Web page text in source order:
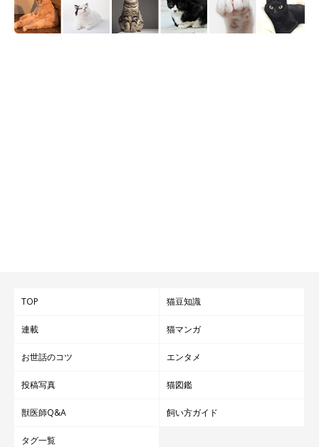
TOP 猫豆知識
連載 猫マンガ
お世話のコツ エンタメ
投稿写真 猫図鑑
獣医師Q&A 飼い方ガイド
タグ一覧